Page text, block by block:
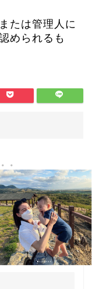
たは管理人に
められるも